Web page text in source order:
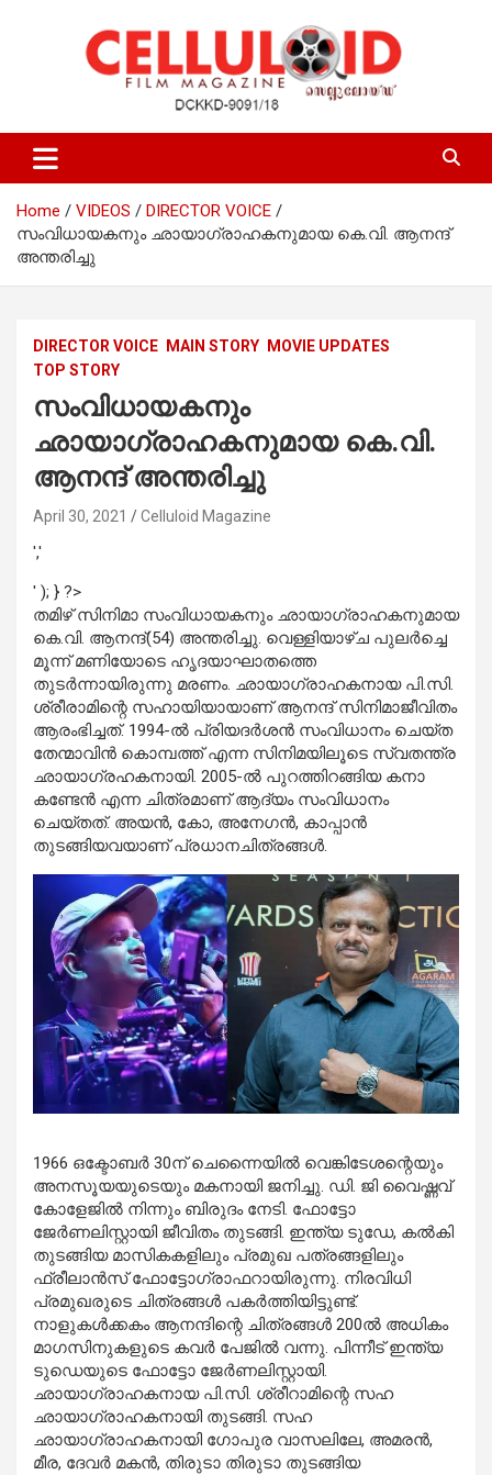
celluloid
Home VIDEOS
DIRECTOR VOICE
സംവിധായകനും ഛായാഗ്രാഹകനുമായ കെ.വി. ആനന്ദ്
അന്തരിച്ചു
DIRECTOR VOICE MAIN STORY
MOVIE UPDATES
TOP STORY
സംവിധായകനും
ഛായാഗ്രാഹകനുമായ കെ.വി.
ആനന്ദ് അന്തരിച്ചു
April 30, 2021 Celluloid Magazine
','
' ); } ?>
തമിഴ് സിനിമാ സംവിധായകനും ഛായാഗ്രാഹകനുമായ
കെ.വി. ആനന്ദ്(54) അന്തരിച്ചു. വെള്ളിയാഴ്ച പുലര്‍ച്ചെ
മൂന്ന് മണിയോടെ ഹൃദയാഘാതത്തെ
തുടര്‍ന്നായിരുന്നു മരണം. ഛായാഗ്രാഹകനായ പി.സി.
ശ്രീരാമിന്റെ സഹായിയായാണ് ആനന്ദ് സിനിമാജീവിതം
ആരംഭിച്ചത്. 1994-ല്‍ പ്രിയദര്‍ശന്‍ സംവിധാനം ചെയ്ത
തേന്മാവിന്‍ കൊമ്പത്ത് എന്ന സിനിമയിലൂടെ സ്വതന്ത്ര
ഛായാഗ്രഹകനായി. 2005-ല്‍ പുറത്തിറങ്ങിയ കനാ
കണ്ടേന്‍ എന്ന ചിത്രമാണ് ആദ്യം സംവിധാനം
ചെയ്തത്. അയന്‍, കോ, അനേഗന്‍, കാപ്പാന്‍
തുടങ്ങിയവയാണ് പ്രധാനചിത്രങ്ങള്‍.
1966 ഒക്ടോബര്‍ 30ന് ചെന്നൈയില്‍ വെങ്കിടേശന്റെയും
അനസൂയയുടെയും മകനായി ജനിച്ചു. ഡി. ജി വൈഷ്ണവ്
കോളേജില്‍ നിന്നും ബിരുദം നേടി. ഫോട്ടോ
ജേര്‍ണലിസ്റ്റായി ജീവിതം തുടങ്ങി. ഇന്ത്യ ടുഡേ, കല്‍കി
തുടങ്ങിയ മാസികകളിലും പ്രമുഖ പത്രങ്ങളിലും
ഫ്രീലാന്‍സ് ഫോട്ടോഗ്രാഫറായിരുന്നു. നിരവിധി
പ്രമുഖരുടെ ചിത്രങ്ങള്‍ പകര്‍ത്തിയിട്ടുണ്ട്.
നാളുകള്‍ക്കകം ആനന്ദിന്റെ ചിത്രങ്ങള്‍ 200ല്‍ അധികം
മാഗസിനുകളുടെ കവര്‍ പേജില്‍ വന്നു. പിന്നീട് ഇന്ത്യ
ടുഡെയുടെ ഫോട്ടോ ജേര്‍ണലിസ്റ്റായി.
ഛായാഗ്രാഹകനായ പി.സി. ശ്രീറാമിന്റെ സഹ
ഛായാഗ്രാഹകനായി തുടങ്ങി. സഹ
ഛായാഗ്രാഹകനായി ഗോപുര വാസലിലേ, അമരന്‍,
മീര, ദേവര്‍ മകന്‍, തിരുടാ തിരുടാ തുടങ്ങിയ